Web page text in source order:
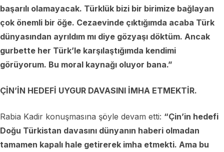
başarılı olamayacak. Türklük bizi bir birimize bağlayan
çok önemli bir öğe. Cezaevinde çıktığımda acaba Türk
dünyasından ayrıldım mı diye gözyaşı döktüm. Ancak
gurbette her Türk’le karşılaştığımda kendimi
görüyorum. Bu moral kaynağı oluyor bana.”
ÇİN’İN HEDEFİ UYGUR DAVASINI İMHA ETMEKTİR.
Rabia Kadir konuşmasına şöyle devam etti: “Çin’in hedefi
Doğu Türkistan davasını dünyanın haberi olmadan
tamamen kapalı hale getirerek imha etmekti. Ama bu